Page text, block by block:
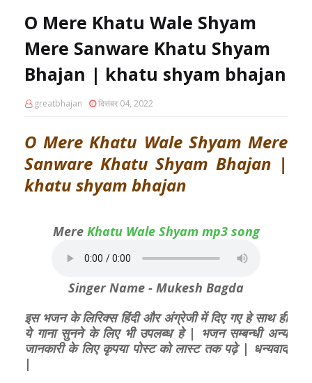
O Mere Khatu Wale Shyam
Mere Sanware Khatu Shyam
Bhajan | khatu shyam bhajan
greatbhajan दिसंबर 04, 2022
O Mere Khatu Wale Shyam Mere
Sanware Khatu Shyam Bhajan |
khatu shyam bhajan
Mere Khatu Wale Shyam mp3 song
Singer Name - Mukesh Bagda
इस भजन के लिरिक्स हिंदी और अंग्रेजी में दिए गए हे साथ ही
ये गाना सुनने के लिए भी उपलब्ध हे | भजन सम्बन्धी अन्य
जानकारी के लिए कृपया पोस्ट को लास्ट तक पढ़े | धन्यवाद
|